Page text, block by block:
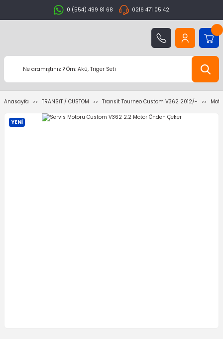
0 (554) 499 81 68 0216 471 05 42
Anasayfa TRANSİT / CUSTOM Transit Tourneo Custom V362 2012/-
YENİ